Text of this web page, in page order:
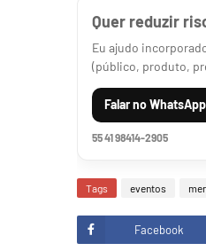
Quer reduzir
Eu ajudo
(público, produto,
Falar no WhatsApp
55 41 98414-2905
Tags eventos
Facebook